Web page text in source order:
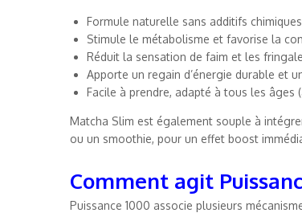
Formule naturelle sans additifs
Stimule le métabolisme et favorise la
Réduit la sensation de faim et les
Apporte un regain d’énergie durable et
Facile à prendre, adapté à tous les âges
Matcha Slim est également souple à
ou un smoothie, pour un effet boost
Comment agit
Puissance 1000 associe plusieurs